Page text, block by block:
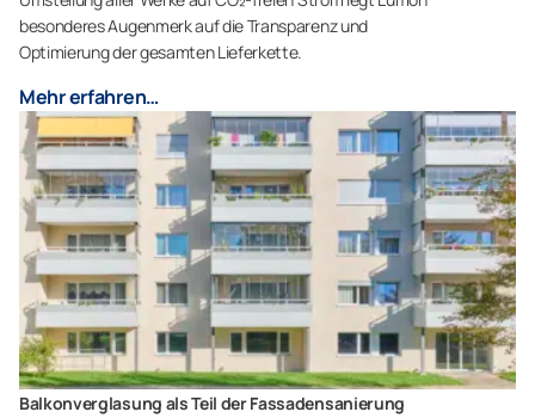
besonderes Augenmerk auf die Transparenz und
Optimierung der gesamten Lieferkette.
Mehr erfahren…
Balkonverglasung als Teil der Fassadensanierung